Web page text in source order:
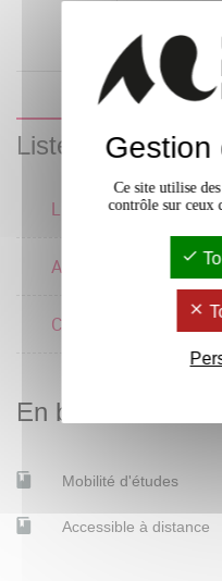
langue
ou des
Liste des
Littérature
Arts
Civilisation
En bref
Mobilité d'études
Accessible à distance
Gestion
Ce site utilise
contrôle sur ceux